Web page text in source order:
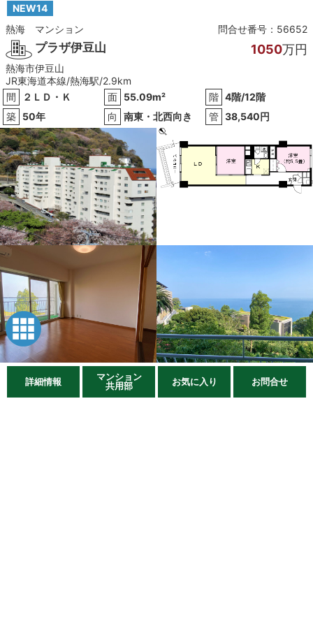
NEW14
熱海
マンション 問合せ番号： 56652
プラザ伊豆山 1050万円
熱海市伊豆山
JR東海道本線/熱海駅/2.9km
間
２ＬＤ・Ｋ 面 55.09m² 階 4階/12階
築 50年 向 南東・北西向き 管 38,540円
詳細情報
マンション
共用部
お気に入り お問合せ